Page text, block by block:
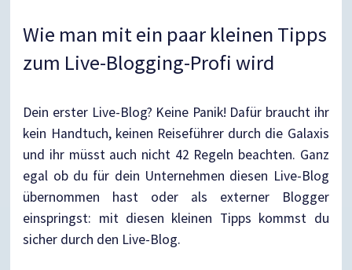
Wie man mit ein paar kleinen Tipps
zum Live-Blogging-Profi wird
Dein erster Live-Blog? Keine Panik! Dafür braucht ihr
kein Handtuch, keinen Reiseführer durch die Galaxis
und ihr müsst auch nicht 42 Regeln beachten. Ganz
egal ob du für dein Unternehmen diesen Live-Blog
übernommen hast oder als externer Blogger
einspringst: mit diesen kleinen Tipps kommst du
sicher durch den Live-Blog.